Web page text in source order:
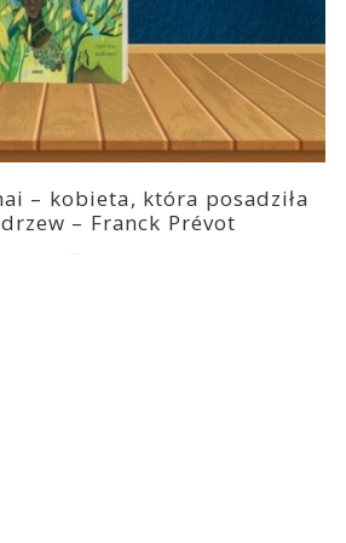
– kobieta, która posadziła
– Franck Prévot